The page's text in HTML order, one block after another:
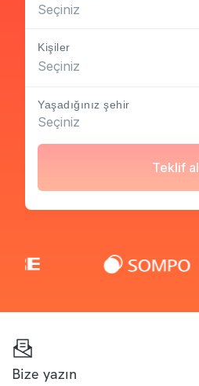
Seçiniz
Kişiler
Seçiniz
Yaşadığınız şehir
Seçiniz
Teklif al
Bize yazın